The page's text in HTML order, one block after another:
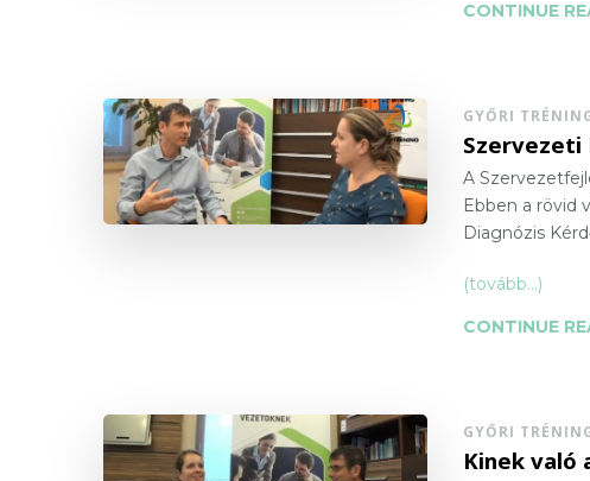
CONTINUE
GYŐRI
Szervezeti
A
Ebben a rövid
Diagnózis
(tovább…)
CONTINUE
GYŐRI
Kinek való